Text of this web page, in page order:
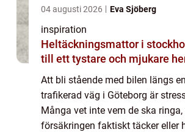
04 augusti 2026 Eva Sjöberg
inspiration
Heltäckningsmattor i stockholm
till ett tystare och mjukare
Att bli stående med bilen längs
trafikerad väg i Göteborg är
Många vet inte vem de ska ringa,
försäkringen faktiskt täcker eller